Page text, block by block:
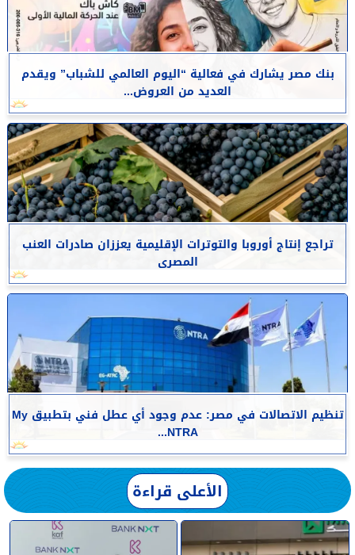
بنك مصر يشارك في فعالية “اليوم العالمي للشباب” ويقدم
العديد من العروض...
تراجع إنتاج أوروبا والتوترات الإقليمية يعززان صادرات العنب
المصرى
تنظيم الاتصالات في مصر: عدم وجود أي عطل فني بتطبيق My
NTRA...
الأعلى قراءة